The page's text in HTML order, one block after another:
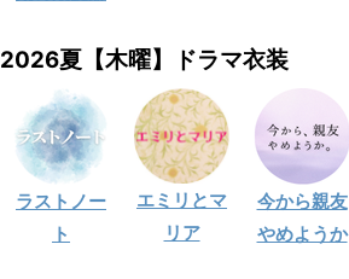
2026夏【木曜】ドラマ衣装
ラストノー
ト
エミリとマ
リア
今から親友
やめようか